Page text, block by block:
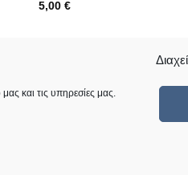
και τις υπηρεσίες μας.
5,00€